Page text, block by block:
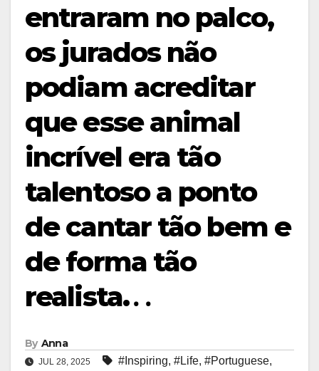
entraram no palco,
os jurados não
podiam acreditar
que esse animal
incrível era tão
talentoso a ponto
de cantar tão bem e
de forma tão
realista.․․
By Anna
JUL 28, 2025 #Inspiring, #Life, #Portuguese,